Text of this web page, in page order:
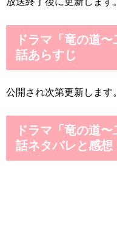
ドラマ「竜の道
話あらすじ
公開され次第更新します。
ドラマ「竜の道
話ネタバレと感想